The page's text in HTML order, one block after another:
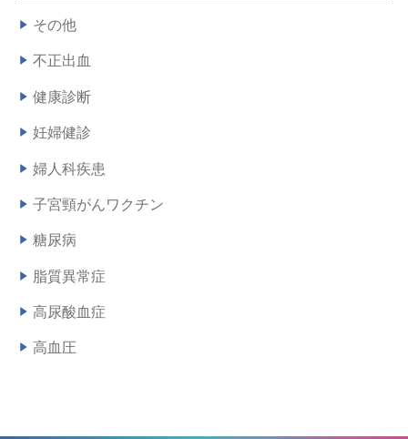
その他
不正出血
健康診断
妊婦健診
婦人科疾患
子宮頸がんワクチン
糖尿病
脂質異常症
高尿酸血症
高血圧